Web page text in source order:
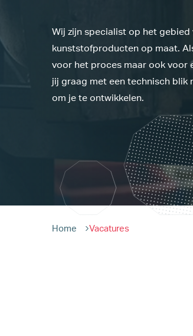
Wij zijn specialist op het
kunststofproducten op maat.
voor het proces maar ook voor
jij graag met een technisch blik
om je te ontwikkelen.
Home Vacatures